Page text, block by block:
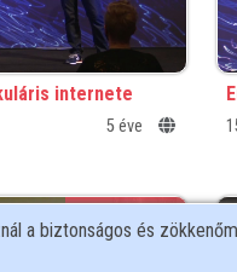
internete
5 éve
a biztonságos és